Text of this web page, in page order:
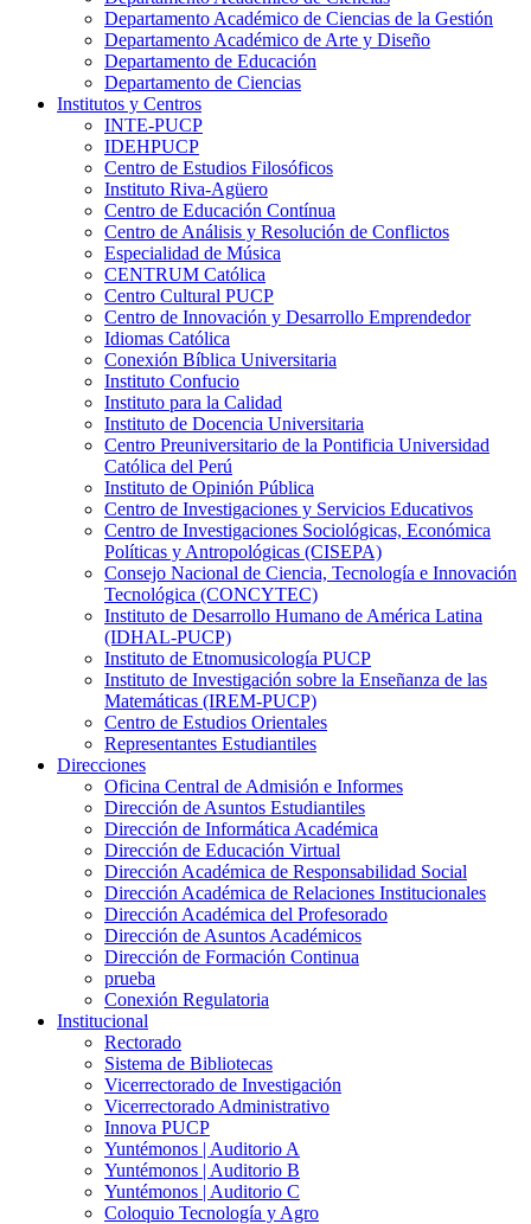
Departamento Académico de Ciencias de la Gestión
Departamento Académico de Arte y Diseño
Departamento de Educación
Departamento de Ciencias
Institutos y Centros
INTE-PUCP
IDEHPUCP
Centro de Estudios Filosóficos
Instituto Riva-Agüero
Centro de Educación Contínua
Centro de Análisis y Resolución de Conflictos
Especialidad de Música
CENTRUM Católica
Centro Cultural PUCP
Centro de Innovación y Desarrollo Emprendedor
Idiomas Católica
Conexión Bíblica Universitaria
Instituto Confucio
Instituto para la Calidad
Instituto de Docencia Universitaria
Centro Preuniversitario de la Pontificia Universidad
Católica del Perú
Instituto de Opinión Pública
Centro de Investigaciones y Servicios Educativos
Centro de Investigaciones Sociológicas, Económica
Políticas y Antropológicas (CISEPA)
Consejo Nacional de Ciencia, Tecnología e Innovación
Tecnológica (CONCYTEC)
Instituto de Desarrollo Humano de América Latina
(IDHAL-PUCP)
Instituto de Etnomusicología PUCP
Instituto de Investigación sobre la Enseñanza de las
Matemáticas (IREM-PUCP)
Centro de Estudios Orientales
Representantes Estudiantiles
Direcciones
Oficina Central de Admisión e Informes
Dirección de Asuntos Estudiantiles
Dirección de Informática Académica
Dirección de Educación Virtual
Dirección Académica de Responsabilidad Social
Dirección Académica de Relaciones Institucionales
Dirección Académica del Profesorado
Dirección de Asuntos Académicos
Dirección de Formación Continua
prueba
Conexión Regulatoria
Institucional
Rectorado
Sistema de Bibliotecas
Vicerrectorado de Investigación
Vicerrectorado Administrativo
Innova PUCP
Yuntémonos | Auditorio A
Yuntémonos | Auditorio B
Yuntémonos | Auditorio C
Coloquio Tecnología y Agro